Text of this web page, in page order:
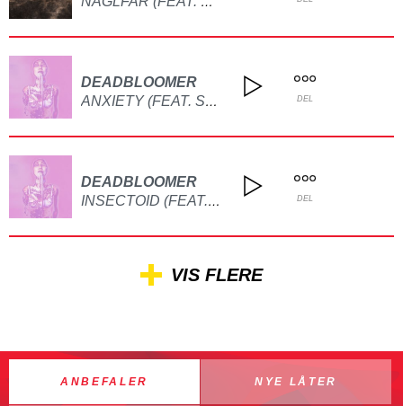
DEADBLOOMER
ANXIETY (FEAT. SALEM STAKES) DEL
DEADBLOOMER
INSECTOID (FEAT. CHMIELIX) DEL
VIS FLERE
ANBEFALER NYE LÅTER